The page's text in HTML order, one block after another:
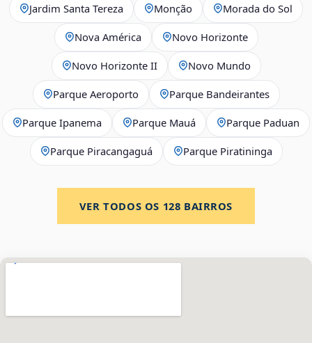
Jardim Santa Tereza Monção Morada do Sol
Nova América Novo Horizonte
Novo Horizonte II Novo Mundo
Parque Aeroporto Parque Bandeirantes
Parque Ipanema Parque Mauá Parque Paduan
Parque Piracangaguá Parque Piratininga
VER TODOS OS 128 BAIRROS